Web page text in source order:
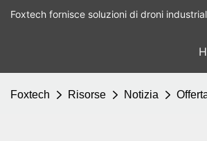
Foxtech fornisce soluzioni di droni
Foxtech Risorse Notizia